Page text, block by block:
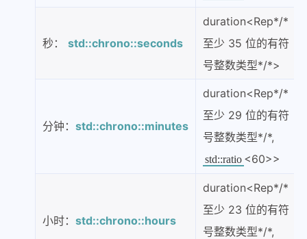
秒： std::chrono::seconds
duration<Rep*/*
至少 35 位的有符
号整数类型*/*>
分钟： std::chrono::minutes
duration<Rep*/*
至少 29 位的有符
号整数类型*/*,
std::ratio <60>>
小时： std::chrono::hours
duration<Rep*/*
至少 23 位的有符
号整数类型*/*,